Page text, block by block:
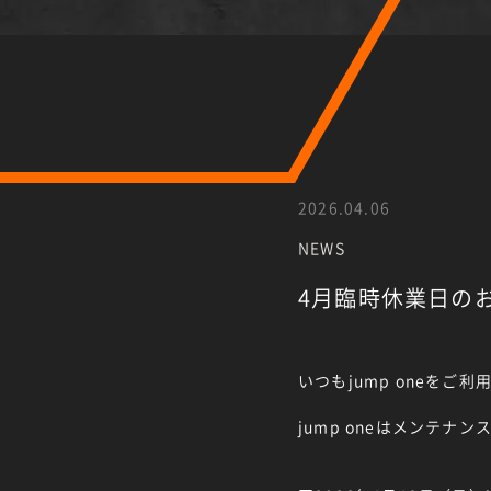
2026.04.06
NEWS
4月臨時休業日の
いつもjump oneをご利
jump oneはメンテナン